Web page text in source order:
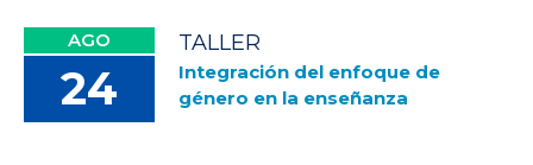
AGO
24
TALLER
Integración del enfoque de
género en la enseñanza